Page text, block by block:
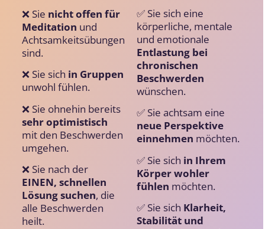
❌Sie nicht offen für
Meditation und
Achtsamkeitsübungen
sind.
❌ Sie sich in Gruppen
unwohl fühlen.
❌ Sie ohnehin bereits
sehr optimistisch
mit den Beschwerden
umgehen.
❌ Sie nach der
EINEN, schnellen
Lösung suchen, die
alle Beschwerden
heilt.
✅ Sie sich eine
körperliche, mentale
und emotionale
Entlastung bei
chronischen
Beschwerden
wünschen.
✅ Sie achtsam eine
neue Perspektive
einnehmen möchten.
✅ Sie sich in Ihrem
Körper wohler
fühlen möchten.
✅ Sie sich Klarheit,
Stabilität und